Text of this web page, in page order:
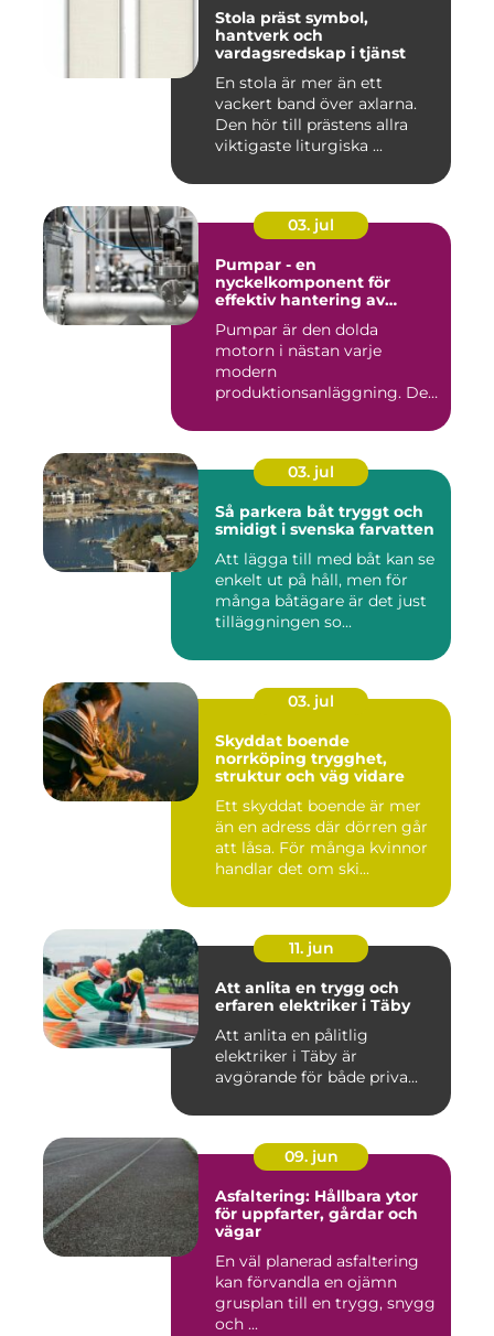
Stola präst symbol,
hantverk och
vardagsredskap i tjänst
En stola är mer än ett
vackert band över axlarna.
Den hör till prästens allra
viktigaste liturgiska ...
03. jul
Pumpar - en
nyckelkomponent för
effektiv hantering av
Pumpar är den dolda
motorn i nästan varje
modern
produktionsanläggning. De
03. jul
Så parkera båt tryggt och
smidigt i svenska farvatten
Att lägga till med båt kan se
enkelt ut på håll, men för
många båtägare är det just
tilläggningen so...
03. jul
Skyddat boende
norrköping trygghet,
struktur och väg vidare
Ett skyddat boende är mer
än en adress där dörren går
att låsa. För många kvinnor
handlar det om ski...
11. jun
Att anlita en trygg och
erfaren elektriker i Täby
Att anlita en pålitlig
elektriker i Täby är
avgörande för både priva...
09. jun
Asfaltering: Hållbara ytor
för uppfarter, gårdar och
vägar
En väl planerad asfaltering
kan förvandla en ojämn
grusplan till en trygg, snygg
och ...